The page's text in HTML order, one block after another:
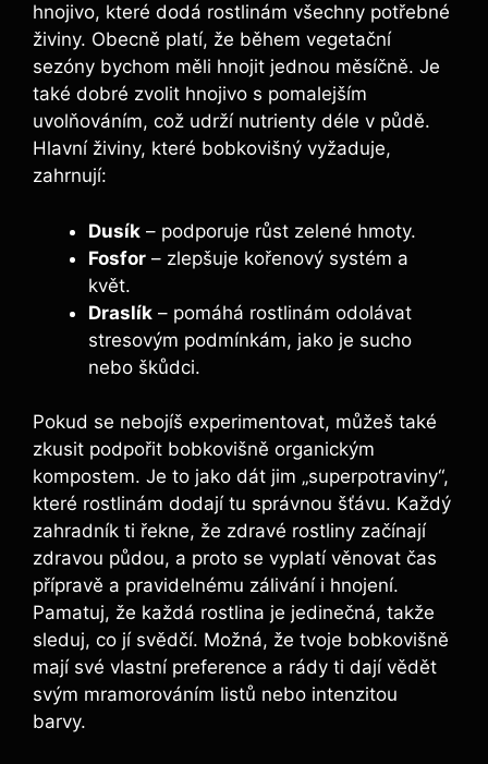
hnojivo, které dodá rostlinám všechny potřebné
živiny. Obecně platí, že během vegetační
sezóny bychom měli hnojit jednou měsíčně. Je
také dobré zvolit hnojivo s pomalejším
uvolňováním, což udrží nutrienty déle v půdě.
Hlavní živiny, které bobkovišný vyžaduje,
zahrnují:
Dusík – podporuje růst zelené hmoty.
Fosfor – zlepšuje kořenový systém a
květ.
Draslík – pomáhá rostlinám odolávat
stresovým podmínkám, jako je sucho
nebo škůdci.
Pokud se nebojíš experimentovat, můžeš také
zkusit podpořit bobkovišně organickým
kompostem. Je to jako dát jim „superpotraviny“,
které rostlinám dodají tu správnou šťávu. Každý
zahradník ti řekne, že zdravé rostliny začínají
zdravou půdou, a proto se vyplatí věnovat čas
přípravě a pravidelnému zálivání i hnojení.
Pamatuj, že každá rostlina je jedinečná, takže
sleduj, co jí svědčí. Možná, že tvoje bobkovišně
mají své vlastní preference a rády ti dají vědět
svým mramorováním listů nebo intenzitou
barvy.